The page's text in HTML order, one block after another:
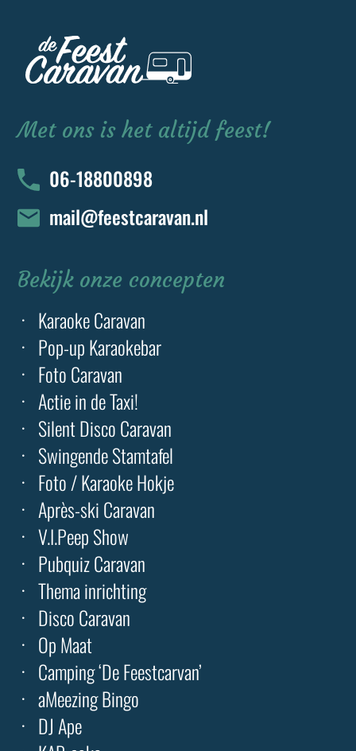
Met ons is het altijd feest!
06-18800898
mail@feestcaravan.nl
Bekijk onze concepten
Karaoke Caravan
Pop-up Karaokebar
Foto Caravan
Actie in de Taxi!
Silent Disco Caravan
Swingende Stamtafel
Foto / Karaoke Hokje
Après-ski Caravan
V.I.Peep Show
Pubquiz Caravan
Thema inrichting
Disco Caravan
Op Maat
Camping ‘De Feestcarvan’
aMeezing Bingo
DJ Ape